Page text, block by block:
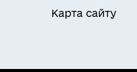
Карта сайту